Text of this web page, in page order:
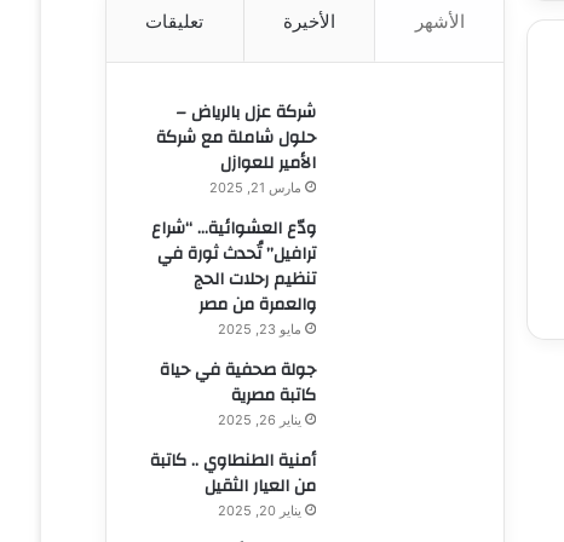
الأشهر الأخيرة تعليقات
شركة عزل بالرياض –
حلول شاملة مع شركة
الأمير للعوازل
مارس 21, 2025
ودّع العشوائية… “شراع
ترافيل” تُحدث ثورة في
تنظيم رحلات الحج
والعمرة من مصر
مايو 23, 2025
جولة صحفية في حياة
كاتبة مصرية
يناير 26, 2025
أمنية الطنطاوي .. كاتبة
من العيار الثقيل
يناير 20, 2025